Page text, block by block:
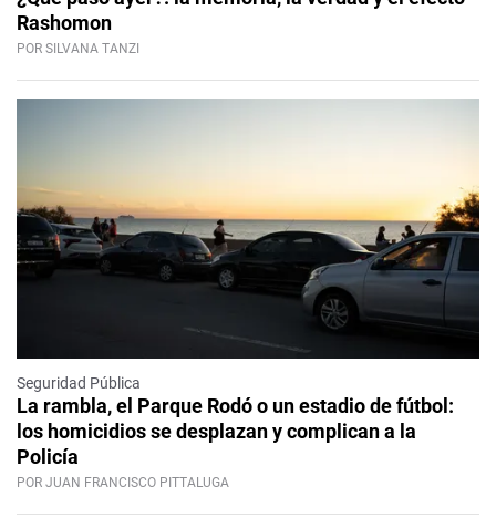
Rashomon
POR SILVANA TANZI
Seguridad Pública
La rambla, el Parque Rodó o un estadio de fútbol:
los homicidios se desplazan y complican a la
Policía
POR JUAN FRANCISCO PITTALUGA